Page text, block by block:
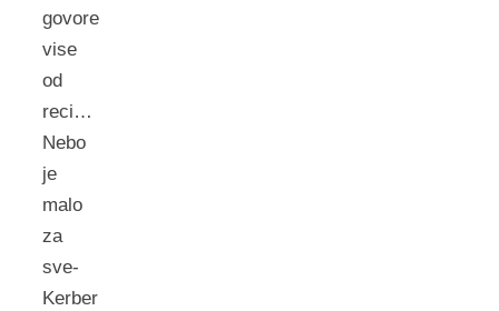
govore
vise
od
reci…
Nebo
je
malo
za
sve-
Kerber